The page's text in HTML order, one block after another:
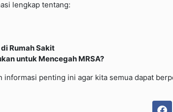
lengkap tentang:
Rumah Sakit
untuk Mencegah MRSA?
informasi penting ini agar kita semua dapat